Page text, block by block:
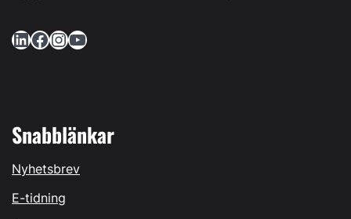
LinkedIn Facebook InstagramYouTube
Snabblänkar
Nyhetsbrev
E-tidning